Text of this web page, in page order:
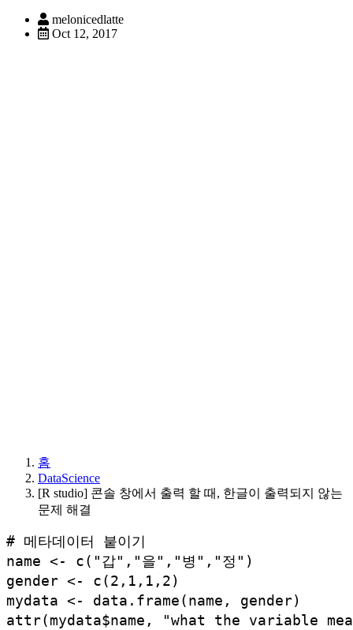
melonicedlatte
Oct 12, 2017
홈
DataScience
[R studio] 콘솔 창에서 출력 할 때, 한글이 출력되지 않는
문제 해결
# 메타데이터 붙이기
name <- c("갑","을","병","정")
gender <- c(2,1,1,2)
mydata <- data.frame(name, gender)
attr(mydata$name, "what the variable